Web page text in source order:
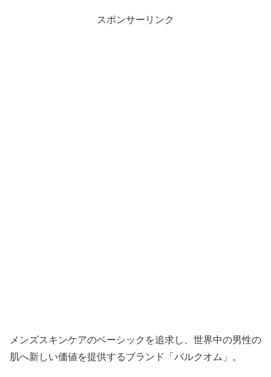
スポンサーリンク
メンズスキンケアのベーシックを追求し、世界中の男性の
肌へ新しい価値を提供するブランド「バルクオム」。